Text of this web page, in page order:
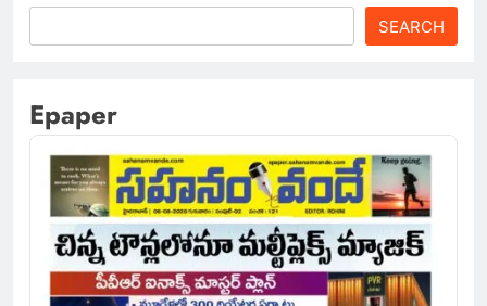
SEARCH
Epaper